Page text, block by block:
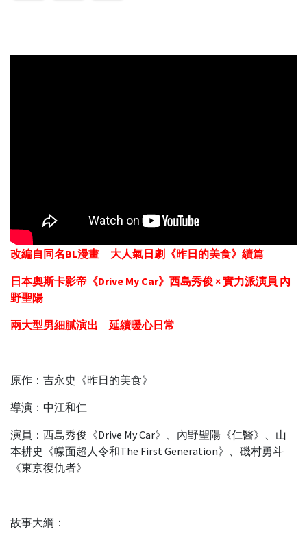
改編自同名BL漫畫 大人氣日劇《昨日的美食》續篇
日本奧斯卡影帝《Drive My Car》西島秀俊 × 實力派演員 內
野聖陽
兩大型男細膩演出 延續暖心日常
原作：吉永史《昨日的美食》
導演：中江和仁
演員：西島秀俊《Drive My Car》、內野聖陽《仁醫》、山
本耕史《幪面超人令和The First Generation》、磯村勇斗
《東京復仇者》
故事大綱：